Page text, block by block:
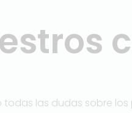
instalaciones son